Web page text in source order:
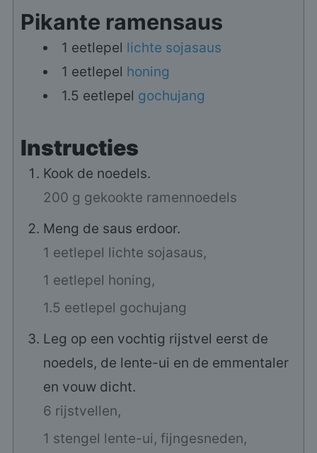
Pikante ramensaus
1 eetlepel lichte sojasaus
1 eetlepel honing
1.5 eetlepel gochujang
Instructies
Kook de noedels.
200 g gekookte ramennoedels
Meng de saus erdoor.
1 eetlepel lichte sojasaus,
1 eetlepel honing,
1.5 eetlepel gochujang
Leg op een vochtig rijstvel eerst de
noedels, de lente-ui en de emmentaler
en vouw dicht.
6 rijstvellen,
1 stengel lente-ui, fijngesneden,